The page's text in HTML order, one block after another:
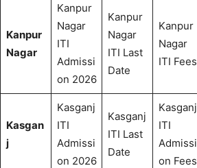
Kanpur
Nagar
Kanpur
Nagar
ITI
Admissi
on 2026
Kanpur
Nagar
ITI Last
Date
Kanpur
Nagar
ITI Fees
Kasgan
j
Kasganj
ITI
Admissi
on 2026
Kasganj
ITI Last
Date
Kasganj
ITI
Admissi
on Fees